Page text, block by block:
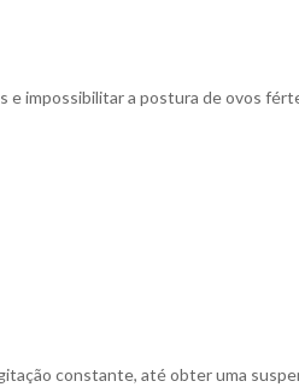
e impossibilitar a postura de ovos
constante, até obter uma